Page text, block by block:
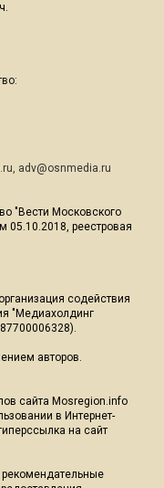
, adv@osnmedia.ru
"Вести Московского
05.10.2018, реестровая
содействия
"Медиахолдинг
авторов.
сайта Mosregion.info
в Интернет-
на сайт